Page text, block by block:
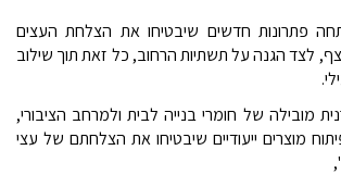
פתרונות חדשים שיבטיחו את הצלחת העצים
לצד הגנה על תשתיות הרחוב, כל זאת תוך שילוב
מובילה של חומרי בנייה לבית ולמרחב הציבורי,
מוצרים ייעודיים שיבטיחו את הצלחתם של עצי